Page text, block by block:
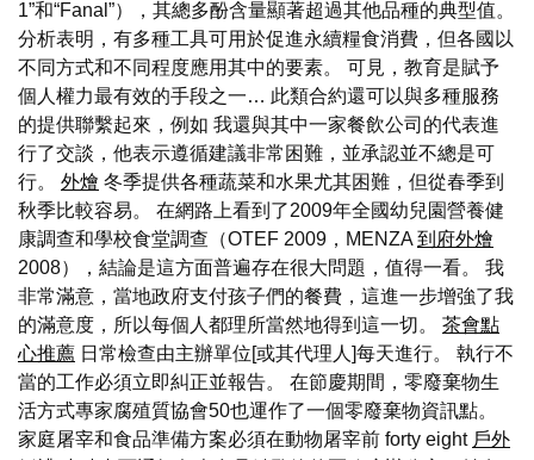
1”和“Fanal”），其總多酚含量顯著超過其他品種的典型值。
分析表明，有多種工具可用於促進永續糧食消費，但各國以
不同方式和不同程度應用其中的要素。 可見，教育是賦予
個人權力最有效的手段之一… 此類合約還可以與多種服務
的提供聯繫起來，例如 我還與其中一家餐飲公司的代表進
行了交談，他表示遵循建議非常困難，並承認並不總是可
行。 外燴 冬季提供各種蔬菜和水果尤其困難，但從春季到
秋季比較容易。 在網路上看到了2009年全國幼兒園營養健
康調查和學校食堂調查（OTEF 2009，MENZA到府外燴
2008），結論是這方面普遍存在很大問題，值得一看。 我
非常滿意，當地政府支付孩子們的餐費，這進一步增強了我
的滿意度，所以每個人都理所當然地得到這一切。 茶會點
心推薦 日常檢查由主辦單位[或其代理人]每天進行。 執行不
當的工作必須立即糾正並報告。 在節慶期間，零廢棄物生
活方式專家腐殖質協會50也運作了一個零廢棄物資訊點。
家庭屠宰和食品準備方案必須在動物屠宰前 forty eight 戶外